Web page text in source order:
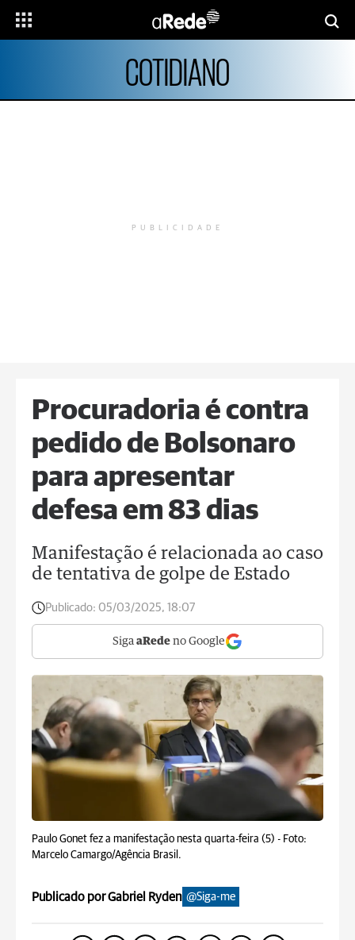
COTIDIANO
PUBLICIDADE
Procuradoria é contra
pedido de Bolsonaro
para apresentar
defesa em 83 dias
Manifestação é relacionada ao caso
de tentativa de golpe de Estado
Publicado: 05/03/2025, 18:07
Siga aRede no Google
Paulo Gonet fez a manifestação nesta quarta-feira (5) - Foto:
Marcelo Camargo/Agência Brasil.
Publicado por Gabriel Ryden @Siga-me